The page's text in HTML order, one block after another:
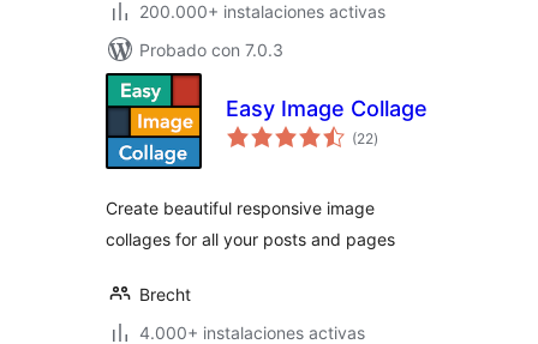
200.000+ instalaciones activas
Probado con 7.0.3
Easy Image Collage
(22total
de
)
Create beautiful responsive image
collages for all your posts and pages
Brecht
4.000+ instalaciones activas